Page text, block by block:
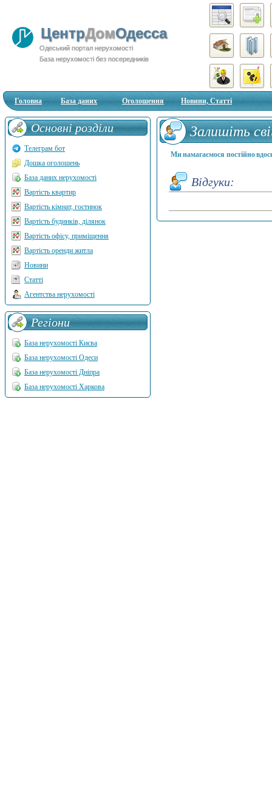
ЦентрДомОдесса
Одеський портал нерухомості
База нерухомості без посередників
Головна База даних Оголошення Новини, Статті
Залишіть
Ми намагаємося постійно
Відгуки:
Основні розділи
Телеграм бот
Дошка оголошень
База даних нерухомості
Вартість квартир
Вартість кімнат, гостинок
Вартість будинків, ділянок
Вартість офісу, приміщення
Вартість оренди житла
Новини
Статті
Агентства нерухомості
Регіони
База нерухомості Києва
База нерухомості Одеси
База нерухомості Дніпра
База нерухомості Харкова